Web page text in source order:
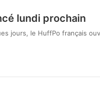
lundi prochain
jours, le HuffPo français